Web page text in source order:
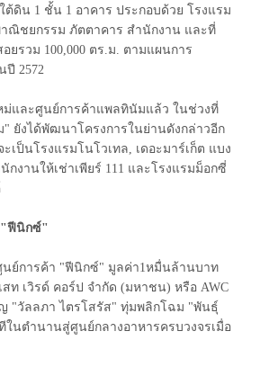
ดิน 1 ชั้น 1 อาคาร ประกอบด้วย โรงแรม
าณิชยกรรม ภัตตาคาร สำนักงาน และที่
ยรวม 100,000 ตร.ม. ตามแผนการ
ปี 2572
ม่และศูนย์การค้าแพลทินัมแล้ว ในช่วงที่
ยังได้พัฒนาโครงการในย่านดังกล่าวอีก
เป็นโรงแรมโนโวเทล, เดอะมาร์เก็ต แบง
กงานให้เช่าเพียร์ 111 และโรงแรมม็อกซี่
"ฟีนิกซ์"
ย์การค้า "ฟีนิกซ์" มูลค่า1หมื่นล้านบาท
สท เวิรด์ คอร์ป จำกัด (มหาชน) หรือ AWC
ญ "วัลลภา ไตรโสรัส" ทุ่มพลิกโฉม "พันธุ์
ในตำนานสู่ศูนย์กลางอาหารครบวงจรเมื่อ